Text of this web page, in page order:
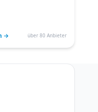
→ über 80 Anbieter